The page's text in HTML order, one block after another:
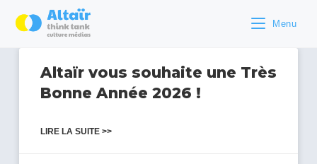
Menu
Altaïr vous souhaite une Très
Bonne Année 2026 !
LIRE LA SUITE >>